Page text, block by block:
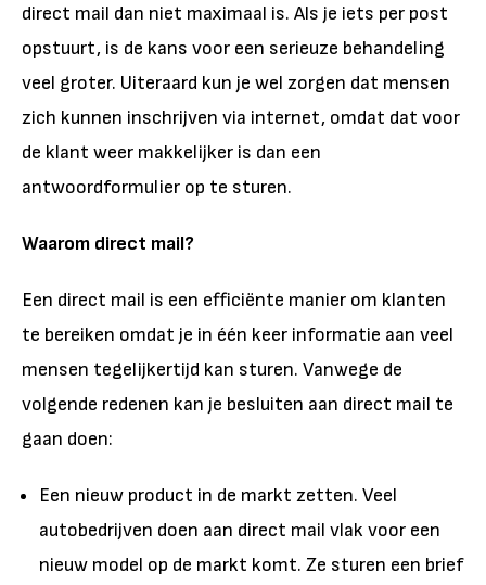
direct mail dan niet maximaal is. Als je iets per post
opstuurt, is de kans voor een serieuze behandeling
veel groter. Uiteraard kun je wel zorgen dat mensen
zich kunnen inschrijven via internet, omdat dat voor
de klant weer makkelijker is dan een
antwoordformulier op te sturen.
Waarom direct mail?
Een direct mail is een efficiënte manier om klanten
te bereiken omdat je in één keer informatie aan veel
mensen tegelijkertijd kan sturen. Vanwege de
volgende redenen kan je besluiten aan direct mail te
gaan doen:
Een nieuw product in de markt zetten. Veel
autobedrijven doen aan direct mail vlak voor een
nieuw model op de markt komt. Ze sturen een brief